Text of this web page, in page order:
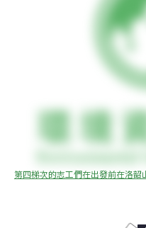
第四梯次的志工們在出發前在洛韶